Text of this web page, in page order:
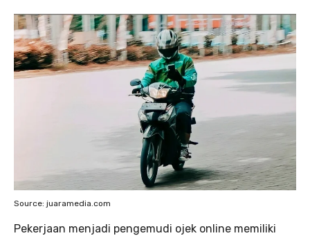
Source: juaramedia.com
Pekerjaan menjadi pengemudi ojek online memiliki